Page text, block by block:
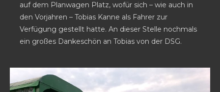
auf dem Planwagen Platz, wofür sich – wie auch in
den Vorjahren – Tobias Kanne als Fahrer zur
Verfügung gestellt hatte. An dieser Stelle nochmals
ein großes Dankeschön an Tobias von der DSG.